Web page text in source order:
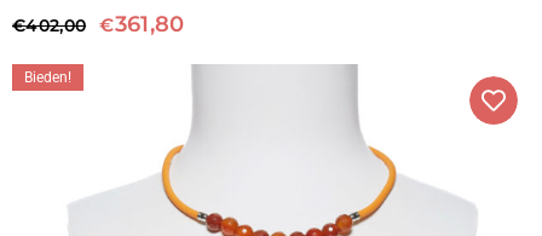
€402,00 €361,80
Bieden!